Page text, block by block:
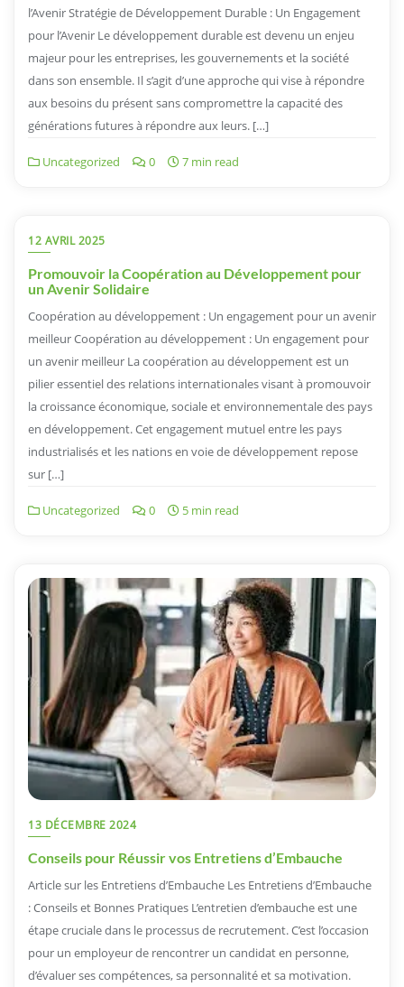
l’Avenir Stratégie de Développement Durable : Un Engagement
pour l’Avenir Le développement durable est devenu un enjeu
majeur pour les entreprises, les gouvernements et la société
dans son ensemble. Il s’agit d’une approche qui vise à répondre
aux besoins du présent sans compromettre la capacité des
générations futures à répondre aux leurs. […]
Uncategorized 0 7 min read
12 AVRIL 2025
Promouvoir la Coopération au Développement pour
un Avenir Solidaire
Coopération au développement : Un engagement pour un avenir
meilleur Coopération au développement : Un engagement pour
un avenir meilleur La coopération au développement est un
pilier essentiel des relations internationales visant à promouvoir
la croissance économique, sociale et environnementale des pays
en développement. Cet engagement mutuel entre les pays
industrialisés et les nations en voie de développement repose
sur […]
Uncategorized 0 5 min read
13 DÉCEMBRE 2024
Conseils pour Réussir vos Entretiens d’Embauche
Article sur les Entretiens d’Embauche Les Entretiens d’Embauche
: Conseils et Bonnes Pratiques L’entretien d’embauche est une
étape cruciale dans le processus de recrutement. C’est l’occasion
pour un employeur de rencontrer un candidat en personne,
d’évaluer ses compétences, sa personnalité et sa motivation.